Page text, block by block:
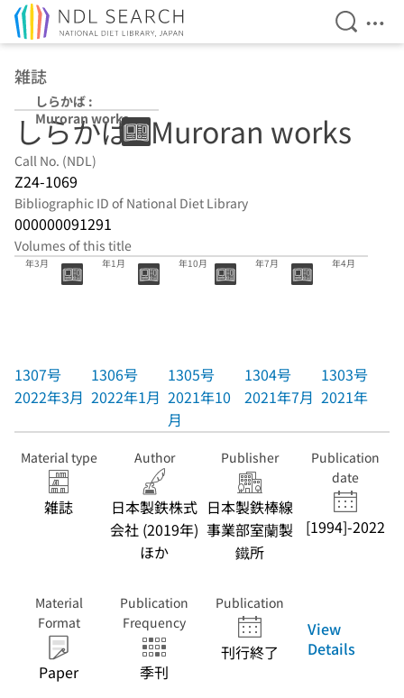
Open
雑誌
しらかば :
Muroran works
しらかば : Muroran works
Call No. (NDL)
Z24-1069
Bibliographic ID of National Diet Library
000000091291
Volumes of this title
1307号 2022
年3月
1307号
2022年3月
1306号 2022
年1月
1306号
2022年1月
年10月
1305号
2021年10
月
年7月
1304号
2021年7月
年4月
1303号
2021年4月
Material type
雑誌
Author
日本製鉄株式
会社 (2019年)
ほか
Publisher
日本製鉄棒線
事業部室蘭製
鐵所
Publication
date
[1994]-2022
Material
Format
Paper
Publication
Frequency
季刊
Publication
刊行終了
View
Details